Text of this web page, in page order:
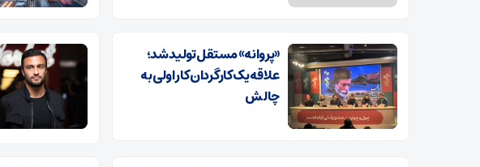
«پروانه» مستقل تولید شد؛
علاقه یک کارگردان کار اولی به
چالش